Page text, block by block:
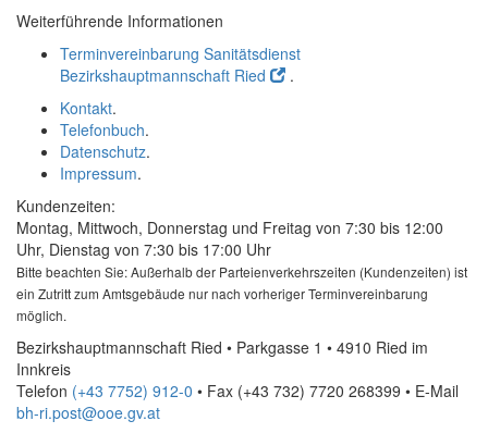
Weiterführende Informationen
Terminvereinbarung Sanitätsdienst
Bezirkshauptmannschaft Ried
.
Kontakt.
Telefonbuch.
Datenschutz.
Impressum.
Kundenzeiten:
Montag, Mittwoch, Donnerstag und Freitag von 7:30 bis 12:00
Uhr, Dienstag von 7:30 bis 17:00 Uhr
Bitte beachten Sie: Außerhalb der Parteienverkehrszeiten (Kundenzeiten) ist
ein Zutritt zum Amtsgebäude nur nach vorheriger Terminvereinbarung
möglich.
Bezirkshauptmannschaft Ried • Parkgasse 1 • 4910 Ried im
Innkreis
Telefon (+43 7752) 912-0 • Fax (+43 732) 7720 268399 • E-Mail
bh-ri.post@ooe.gv.at